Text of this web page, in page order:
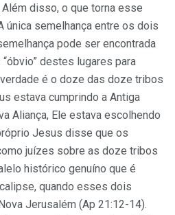
disso, o que torna esse
única semelhança entre os dois
pode ser encontrada
destes lugares para
é o doze das doze tribos
estava cumprindo a Antiga
Aliança, Ele estava escolhendo
Jesus disse que os
juízes sobre as doze tribos
histórico genuíno que é
quando esses dois
Jerusalém (Ap 21:12-14).